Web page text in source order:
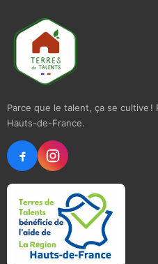
Parce que le talent, ça se cultive
Hauts-de-France.